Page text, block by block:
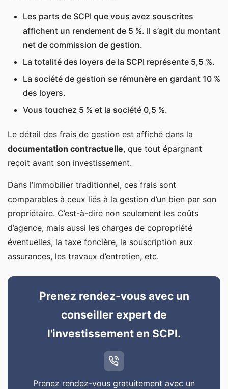
Les parts de SCPI que vous avez souscrites
affichent un rendement de 5 %. Il s’agit du montant
net de commission de gestion.
La totalité des loyers de la SCPI représente 5,5 %.
La société de gestion se rémunère en gardant 10 %
des loyers.
Vous touchez 5 % et la société 0,5 %.
Le détail des frais de gestion est affiché dans la
documentation contractuelle, que tout épargnant
reçoit avant son investissement.
Dans l’immobilier traditionnel, ces frais sont
comparables à ceux liés à la gestion d’un bien par son
propriétaire. C’est-à-dire non seulement les coûts
d’agence, mais aussi les charges de copropriété
éventuelles, la taxe foncière, la souscription aux
assurances, les travaux d’entretien, etc.
Prenez rendez-vous avec un
conseiller expert de
l'investissement en SCPI.
Prenez rendez-vous gratuitement avec un